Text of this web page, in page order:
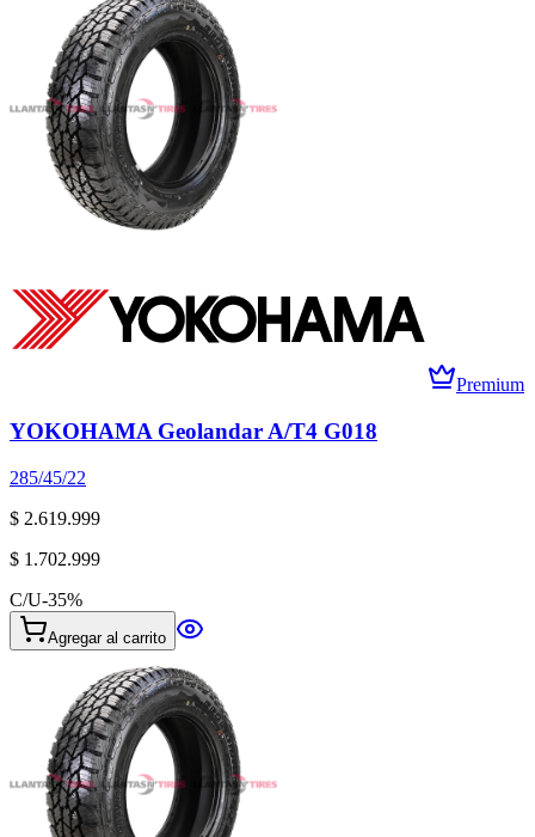
Premium
YOKOHAMA Geolandar A/T4 G018
285/45/22
$ 2.619.999
$ 1.702.999
C/U-35%
Agregar al carrito